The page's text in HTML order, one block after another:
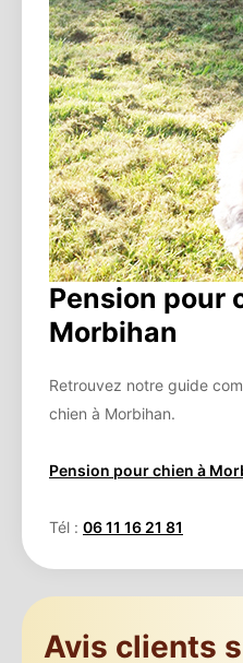
Pension pour
Morbihan
Retrouvez notre guide
chien à Morbihan.
Pension pour chien à
Tél : 06 11 16 21 81
Avis clients